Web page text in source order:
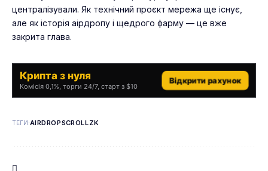
централізували. Як технічний проєкт мережа ще існує,
але як історія аірдропу і щедрого фарму — це вже
закрита глава.
Крипта з нуля
Комісія 0,1%, торги 24/7, старт з $10
Відкрити рахунок
ТЕГИ:AIRDROPSCROLLZK